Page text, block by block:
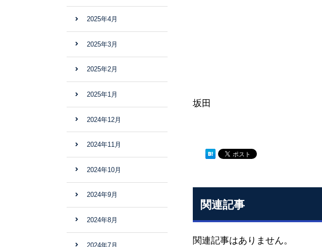
坂田
関連記事
関連記事はありません。
2025年4月
2025年3月
2025年2月
2025年1月
2024年12月
2024年11月
2024年10月
2024年9月
2024年8月
2024年7月